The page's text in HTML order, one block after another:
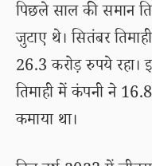
पिछले साल की समान
जुटाए थे। सितंबर
26.3 करोड़ रुपये रहा।
तिमाही में कंपनी ने
कमाया था।